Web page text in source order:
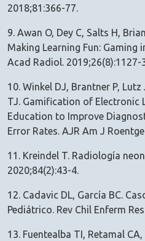
2018;81:366-77.
9. Awan O, Dey C, Salts H,
Making Learning Fun: Gaming
Acad Radiol. 2019;26(8):1127-
10. Winkel DJ, Brantner P,
TJ. Gamification of Electronic
Education to Improve
Error Rates. AJR Am J
11. Kreindel T. Radiología
2020;84(2):43-4.
12. Cadavic DL, García BC.
Pediátrico. Rev Chil Enferm
13. Fuentealba TI, Retamal CA,